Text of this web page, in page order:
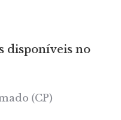
disponíveis no
(CP)